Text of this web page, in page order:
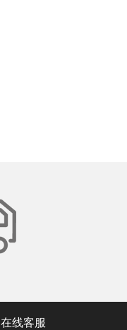
在线客服